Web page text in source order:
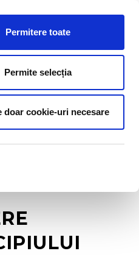
Permitere toate
Permite selecția
doar cookie-uri necesare
CONTACT